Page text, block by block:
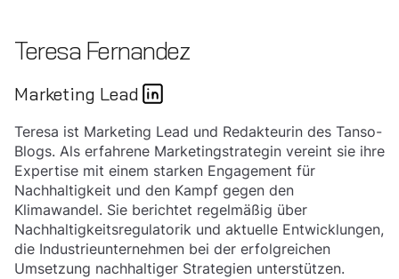
Teresa Fernandez
Marketing Lead
Teresa ist Marketing Lead und Redakteurin des Tanso-
Blogs. Als erfahrene Marketingstrategin vereint sie ihre
Expertise mit einem starken Engagement für
Nachhaltigkeit und den Kampf gegen den
Klimawandel. Sie berichtet regelmäßig über
Nachhaltigkeitsregulatorik und aktuelle Entwicklungen,
die Industrieunternehmen bei der erfolgreichen
Umsetzung nachhaltiger Strategien unterstützen.